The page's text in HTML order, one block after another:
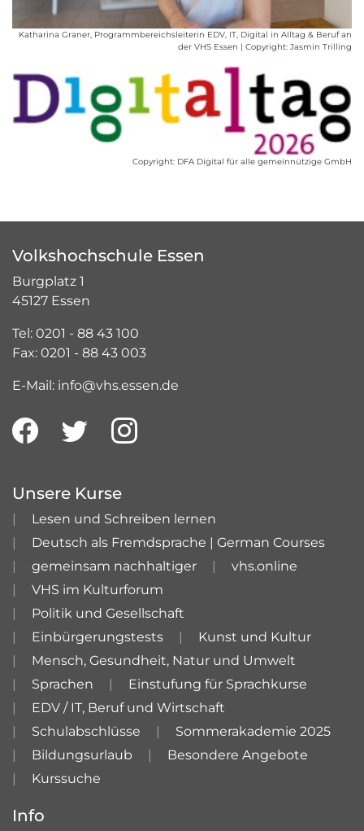
Katharina Graner, Programmbereichsleiterin EDV, IT, Digital in Alltag & Beruf an
der VHS Essen | Copyright: Jasmin Trilling
Copyright: DFA Digital für alle gemeinnützige GmbH
Volkshochschule Essen
Burgplatz 1
45127 Essen
Tel: 0201 - 88 43 100
Fax: 0201 - 88 43 003
E-Mail: info@vhs.essen.de
Unsere Kurse
Lesen und Schreiben lernen
Deutsch als Fremdsprache | German Courses
gemeinsam nachhaltiger
vhs.online
VHS im Kulturforum
Politik und Gesellschaft
Einbürgerungstests
Kunst und Kultur
Mensch, Gesundheit, Natur und Umwelt
Sprachen
Einstufung für Sprachkurse
EDV / IT, Beruf und Wirtschaft
Schulabschlüsse
Sommerakademie 2025
Bildungsurlaub
Besondere Angebote
Kurssuche
Info